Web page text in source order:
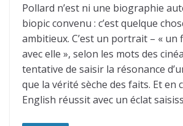
Pollard n’est ni une biographie
biopic convenu : c’est quelque
ambitieux. C’est un portrait – « un
avec elle », selon les mots des
tentative de saisir la résonance
que la vérité sèche des faits. Et en
English réussit avec un éclat